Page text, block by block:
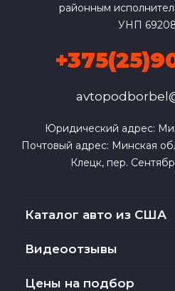
районным
УНП
Юридический адрес:
Почтовый адрес: Минская
Клецк, пер.
Каталог авто из США
Видеоотзывы
Цены на подбор